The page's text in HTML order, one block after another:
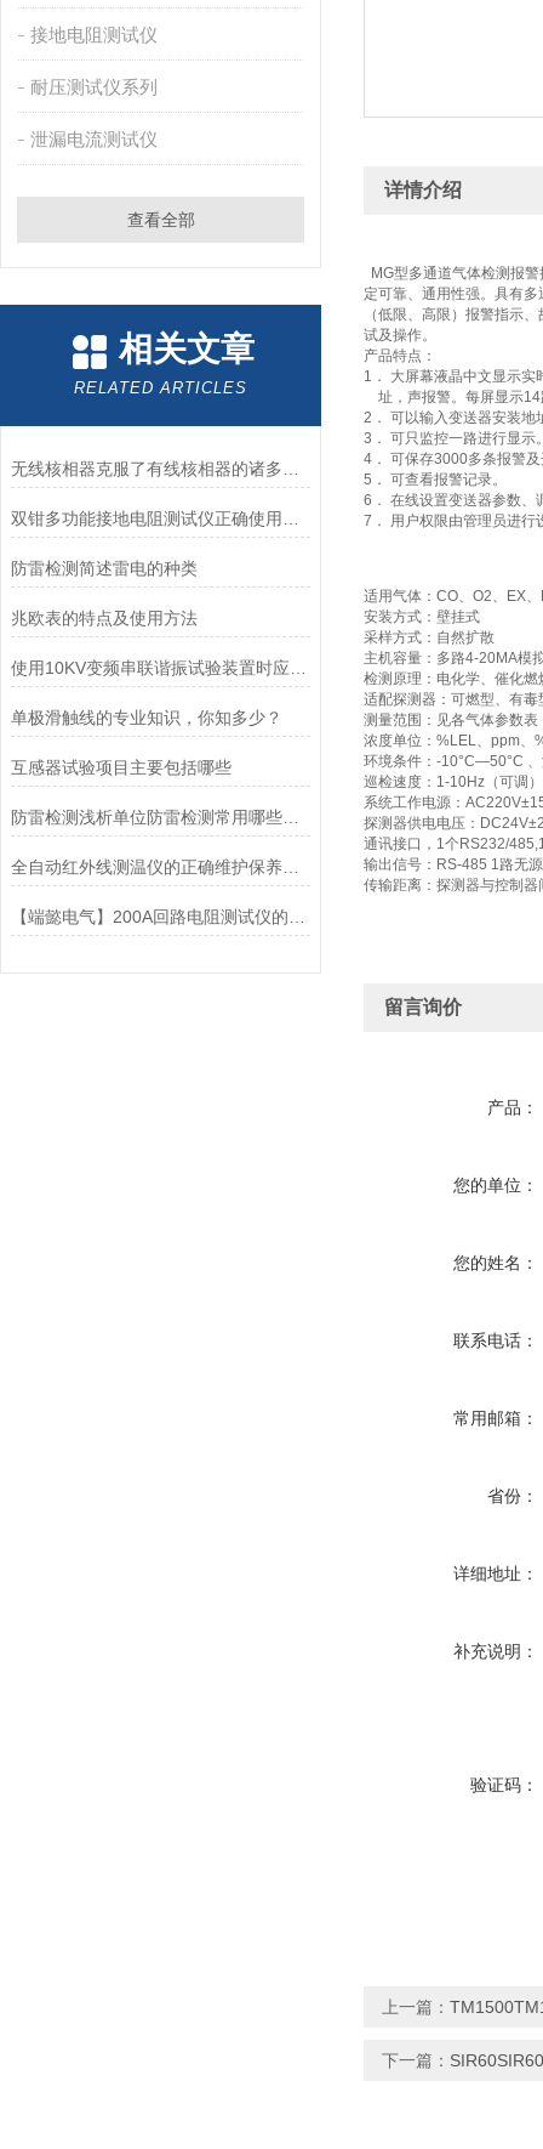
接地电阻测试仪
耐压测试仪系列
泄漏电流测试仪
查看全部
相关文章
RELATED ARTICLES
防雷检测简述雷电的种类
兆欧表的特点及使用方法
单极滑触线的专业知识，你知多少？
互感器试验项目主要包括哪些
防雷检测浅析单位防雷检测常用哪些防护方式
全自动红外线测温仪的正确维护保养方法介绍
详情介绍
MG型多通道气体检测报
定可靠、通用性强。具有
（低限、高限）报警指示
试及操作。
产品特点：
1． 大屏幕液晶中文显示实
址，声报警。每屏显示14
2． 可以输入变送器安装地
3． 可只监控一路进行显示
4． 可保存3000多条报警
5． 可查看报警记录。
6． 在线设置变送器参数、
7． 用户权限由管理员进行
适用气体：CO、O2、EX
安装方式：壁挂式
采样方式：自然扩散
主机容量：多路4-20MA模
检测原理：电化学、催化燃
适配探测器：可燃型、有毒
测量范围：见各气体参数表
浓度单位：%LEL、ppm、
环境条件：-10°C—50°C
巡检速度：1-10Hz（可调）
系统工作电源：
探测器供电电压：
通讯接口，1个RS232/
输出信号：RS-485 1路无
传输距离：探测器与控制
留言询价
产品：
您的单位：
您的姓名：
联系电话：
常用邮箱：
省份：
详细地址：
补充说明：
验证码：
上一篇：
下一篇：